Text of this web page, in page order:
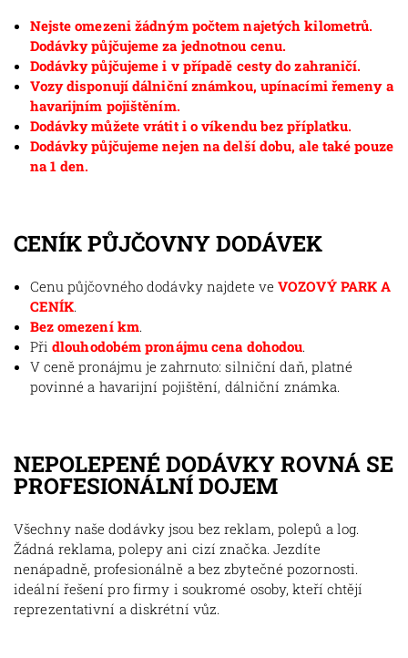
Nejste omezeni žádným počtem najetých kilometrů.
Dodávky půjčujeme za jednotnou cenu.
Dodávky půjčujeme i v případě cesty do zahraničí.
Vozy disponují dálniční známkou, upínacími řemeny a
havarijním pojištěním.
Dodávky můžete vrátit i o víkendu bez příplatku.
Dodávky půjčujeme nejen na delší dobu, ale také pouze
na 1 den.
CENÍK PŮJČOVNY DODÁVEK
Cenu půjčovného dodávky najdete veVOZOVÝ PARK A
CENÍK.
Bez omezení km.
Při dlouhodobém pronájmu cena dohodou.
V ceně pronájmu je zahrnuto: silniční daň, platné
povinné a havarijní pojištění, dálniční známka.
NEPOLEPENÉ DODÁVKY ROVNÁ SE
PROFESIONÁLNÍ DOJEM
Všechny naše dodávky jsou bez reklam, polepů a log.
Žádná reklama, polepy ani cizí značka. Jezdíte
nenápadně, profesionálně a bez zbytečné pozornosti.
ideální řešení pro firmy i soukromé osoby, kteří chtějí
reprezentativní a diskrétní vůz.